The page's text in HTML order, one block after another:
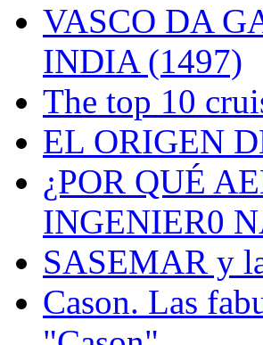
VASCO DA
INDIA (1497)
The top 10
EL ORIGEN
¿POR QUÉ
INGENIER0
SASEMAR y
Cason. Las